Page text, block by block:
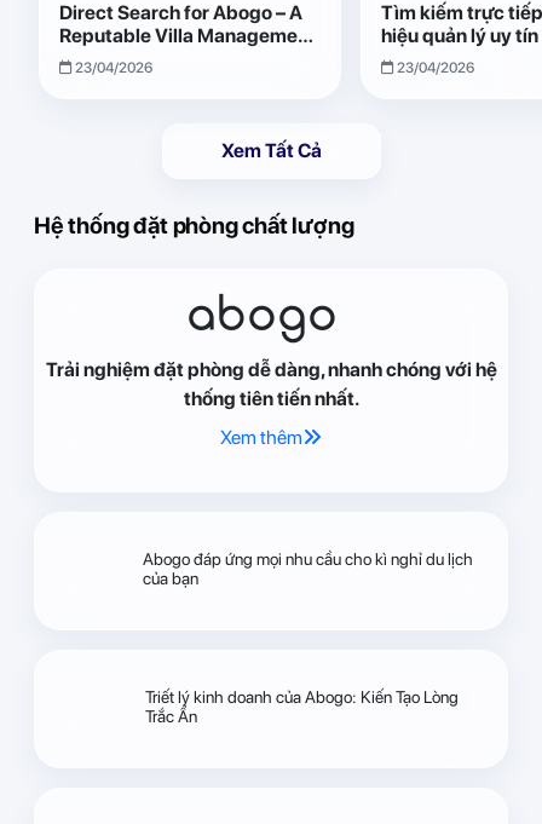
Direct Search for Abogo – A
Reputable Villa Management
Brand with Transparent and
Effective Operations
23/04/2026
Tìm kiếm trực
hiệu quản lý uy
Giải pháp vận
quả, minh bạch
23/04/2026
Xem Tất Cả
Hệ thống đặt phòng chất lượng
abogo
Trải nghiệm đặt phòng dễ dàng, nhanh chóng với hệ
thống tiên tiến nhất.
Xem thêm
Abogo đáp ứng mọi nhu cầu cho kì nghỉ du lịch
của bạn
Triết lý kinh doanh của Abogo: Kiến Tạo Lòng
Trắc Ẩn